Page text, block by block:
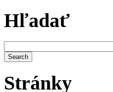
Hľadať
Stránky